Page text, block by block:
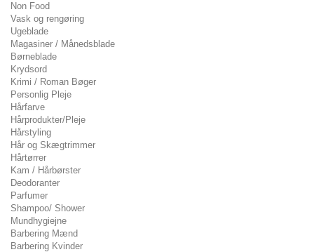
Non Food
Vask og rengøring
Ugeblade
Magasiner / Månedsblade
Børneblade
Krydsord
Krimi / Roman Bøger
Personlig Pleje
Hårfarve
Hårprodukter/Pleje
Hårstyling
Hår og Skægtrimmer
Hårtørrer
Kam / Hårbørster
Deodoranter
Parfumer
Shampoo/ Shower
Mundhygiejne
Barbering Mænd
Barbering Kvinder